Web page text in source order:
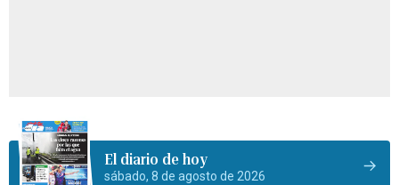
El diario de hoy
sábado, 8 de agosto de 2026